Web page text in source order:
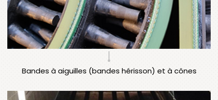
Bandes à aiguilles (bandes hérisson) et à cônes